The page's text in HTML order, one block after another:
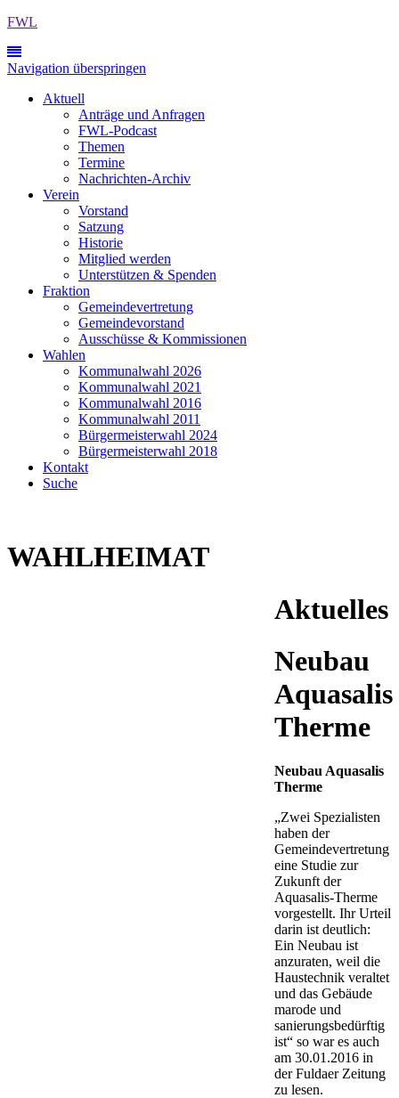
FWL
Navigation überspringen
Aktuell
Anträge und Anfragen
FWL-Podcast
Themen
Termine
Nachrichten-Archiv
Verein
Vorstand
Satzung
Historie
Mitglied werden
Unterstützen & Spenden
Fraktion
Gemeindevertretung
Gemeindevorstand
Ausschüsse & Kommissionen
Wahlen
Kommunalwahl 2026
Kommunalwahl 2021
Kommunalwahl 2016
Kommunalwahl 2011
Bürgermeisterwahl 2024
Bürgermeisterwahl 2018
Kontakt
Suche
WAHLHEIMAT
Aktuelles
Neubau
Aquasalis
Therme
Neubau Aquasalis
Therme
„Zwei Spezialisten
haben der
Gemeindevertretung
eine Studie zur
Zukunft der
Aquasalis-Therme
vorgestellt. Ihr Urteil
darin ist deutlich:
Ein Neubau ist
anzuraten, weil die
Haustechnik veraltet
und das Gebäude
marode und
sanierungsbedürftig
ist“ so war es auch
am 30.01.2016 in
der Fuldaer Zeitung
zu lesen.